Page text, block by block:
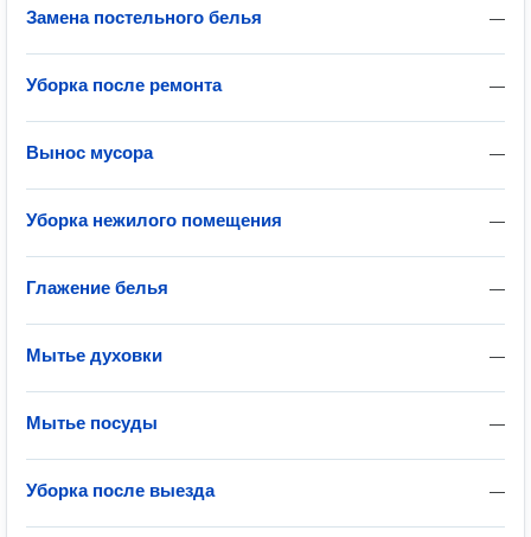
—
Замена постельного белья
—
Уборка после ремонта
—
Вынос мусора
—
Уборка нежилого помещения
—
Глажение белья
—
Мытье духовки
—
Мытье посуды
—
Уборка после выезда